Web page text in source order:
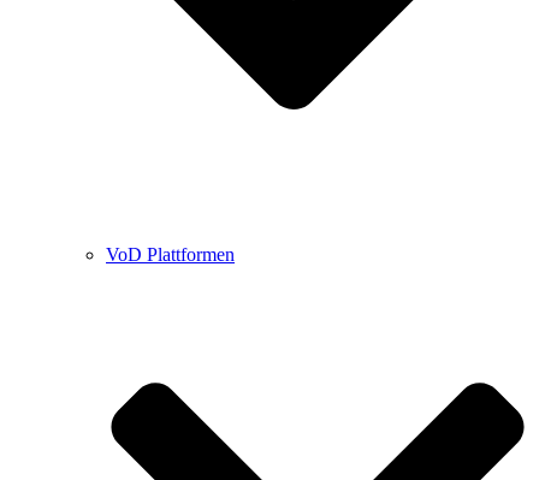
VoD Plattformen